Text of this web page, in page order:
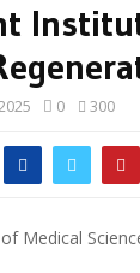
0 300
Medical